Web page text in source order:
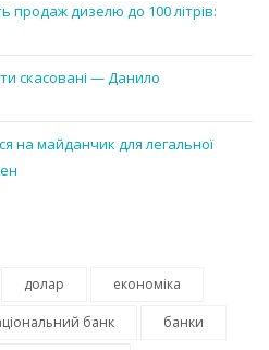
продаж дизелю до 100 літрів:
скасовані — Данило
на майданчик для легальної
долар економіка
банк банки